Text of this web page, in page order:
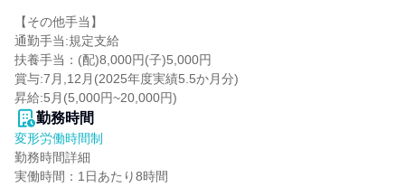
【その他手当】
通勤手当:規定支給
扶養手当：(配)8,000円(子)5,000円
賞与:7月,12月(2025年度実績5.5か月分)
昇給:5月(5,000円~20,000円)
勤務時間
変形労働時間制
勤務時間詳細
実働時間：1日あたり8時間